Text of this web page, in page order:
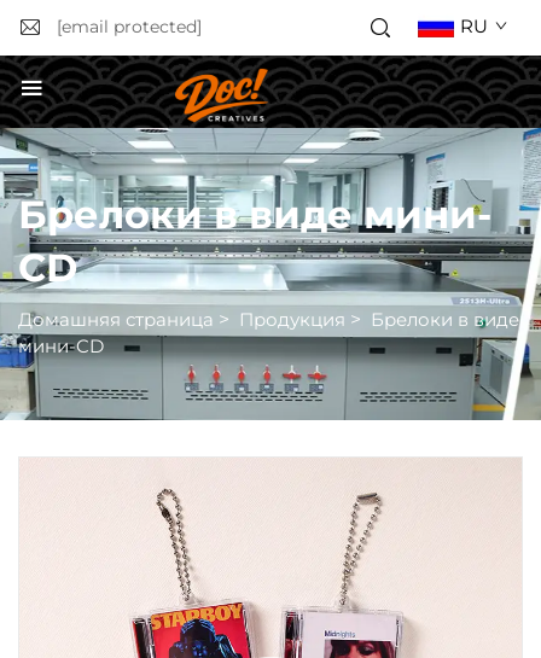
[email protected] RU
Получить расчёт стоимости
Брелоки в виде мини-
CD
Домашняя страница > Продукция > Брелоки в виде
мини-CD